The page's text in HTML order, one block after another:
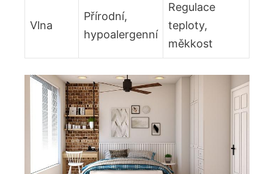
Vlna
Přírodní,
hypoalergenní
Regulace
teploty,
měkkost